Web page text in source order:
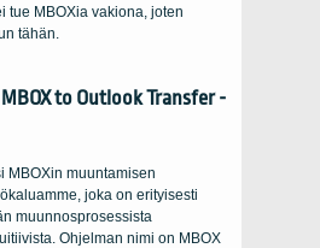
tue MBOXia vakiona, joten
tähän.
to Outlook Transfer -
MBOXin muuntamisen
joka on erityisesti
muunnosprosessista
Ohjelman nimi on MBOX